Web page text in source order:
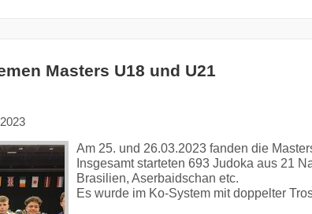
Masters U18 und U21
Am 25. und 26.03.2023 fanden die
Insgesamt starteten 693 Judoka aus 21
Brasilien, Aserbaidschan etc.
Es wurde im Ko-System mit doppelter